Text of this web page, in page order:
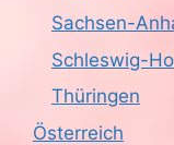
Sachsen-
Schleswig-
Thüringen
Österreich